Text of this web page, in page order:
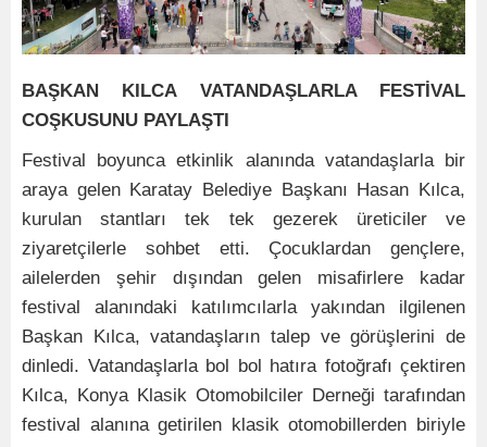
BAŞKAN KILCA VATANDAŞLARLA FESTİVAL
COŞKUSUNU PAYLAŞTI
Festival boyunca etkinlik alanında vatandaşlarla bir
araya gelen Karatay Belediye Başkanı Hasan Kılca,
kurulan stantları tek tek gezerek üreticiler ve
ziyaretçilerle sohbet etti. Çocuklardan gençlere,
ailelerden şehir dışından gelen misafirlere kadar
festival alanındaki katılımcılarla yakından ilgilenen
Başkan Kılca, vatandaşların talep ve görüşlerini de
dinledi. Vatandaşlarla bol bol hatıra fotoğrafı çektiren
Kılca, Konya Klasik Otomobilciler Derneği tarafından
festival alanına getirilen klasik otomobillerden biriyle